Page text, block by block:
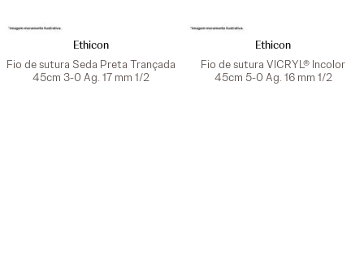
Ethicon
Fio de sutura Seda Preta Trançada
45cm 3-0 Ag. 17 mm 1/2
Ethicon
Fio de sutura VICRYL® Incolor
45cm 5-0 Ag. 16 mm 1/2